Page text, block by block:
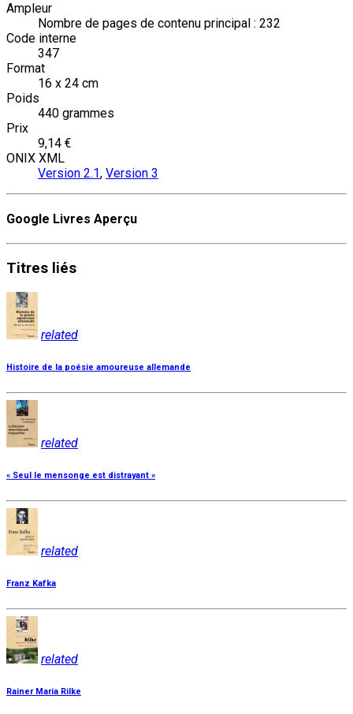
Ampleur
Nombre de pages de contenu principal : 232
Code interne
347
Format
16 x 24 cm
Poids
440 grammes
Prix
9,14 €
ONIX XML
Version 2.1, Version 3
Google Livres Aperçu
Titres liés
related
Histoire de la poésie amoureuse allemande
related
« Seul le mensonge est distrayant »
related
Franz Kafka
related
Rainer Maria Rilke